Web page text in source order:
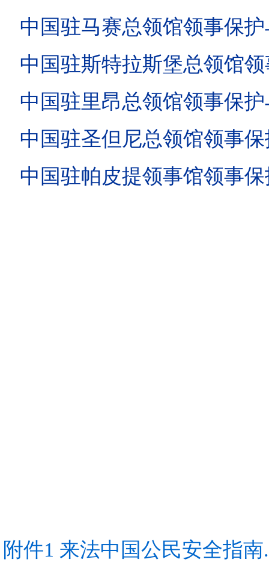
中国驻马赛总领馆领事保护
中国驻斯特拉斯堡总领馆
中国驻里昂总领馆领事保护
中国驻圣但尼总领馆领事保
中国驻帕皮提领事馆领事保
附件1 来法中国公民安全指南